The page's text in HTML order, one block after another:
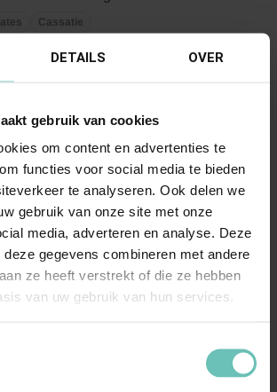
DETAILS OVER
gebruik van cookies
om content en advertenties te
functies voor social media te bieden
te analyseren. Ook delen we
gebruik van onze site met onze
media, adverteren en analyse. Deze
deze gegevens combineren met andere
ze heeft verstrekt of die ze hebben
van uw gebruik van hun services.
Cassatie
Raad: Procesrecht
10 maart 2017, nr.
...